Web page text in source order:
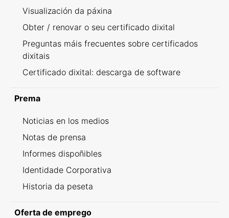
Visualización da páxina
Obter / renovar o seu certificado dixital
Preguntas máis frecuentes sobre certificados
dixitais
Certificado dixital: descarga de software
Prema
Noticias en los medios
Notas de prensa
Informes dispoñibles
Identidade Corporativa
Historia da peseta
Oferta de emprego